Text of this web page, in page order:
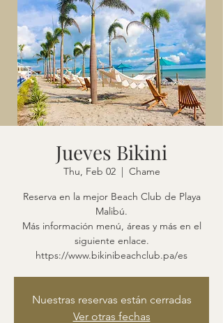
Jueves Bikini
Thu, Feb 02
  |
Chame
Reserva en la mejor Beach Club de Playa
Malibú.
Más información menú, áreas y más en el
siguiente enlace.
https://www.bikinibeachclub.pa/es
Nuestras reservas están cerradas
Ver otras fechas